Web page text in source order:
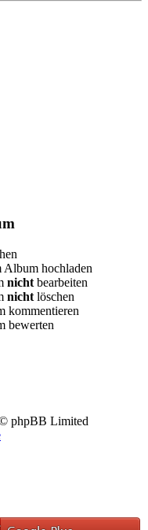
Album hochladen
nicht bearbeiten
nicht löschen
kommentieren
bewerten
phpBB Limited